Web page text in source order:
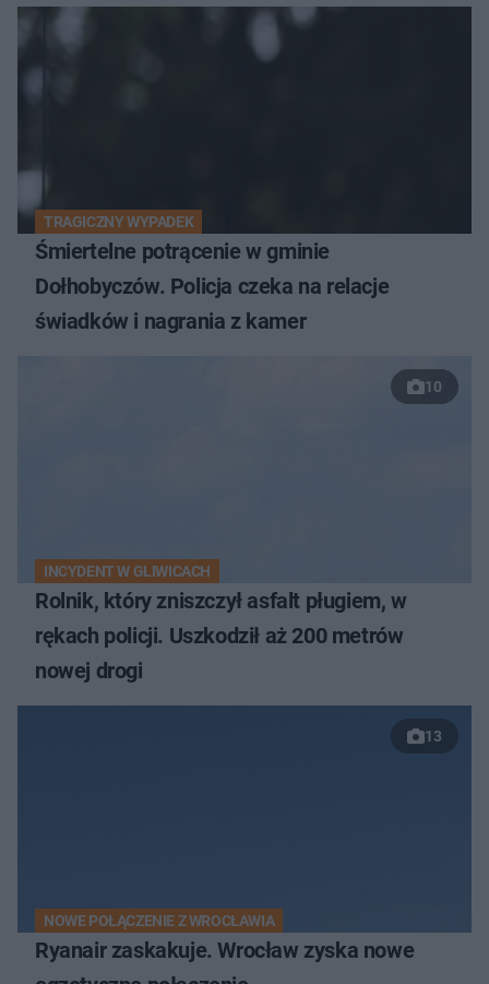
TRAGICZNY WYPADEK
Śmiertelne potrącenie w gminie
Dołhobyczów. Policja czeka na relacje
świadków i nagrania z kamer
10
INCYDENT W GLIWICACH
Rolnik, który zniszczył asfalt pługiem, w
rękach policji. Uszkodził aż 200 metrów
nowej drogi
13
NOWE POŁĄCZENIE Z WROCŁAWIA
Ryanair zaskakuje. Wrocław zyska nowe